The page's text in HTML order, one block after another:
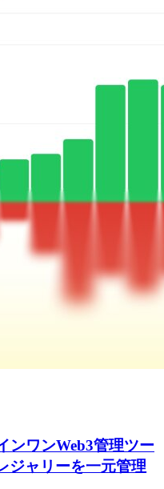
ンワンWeb3管理ツー
ジャリーを一元管理